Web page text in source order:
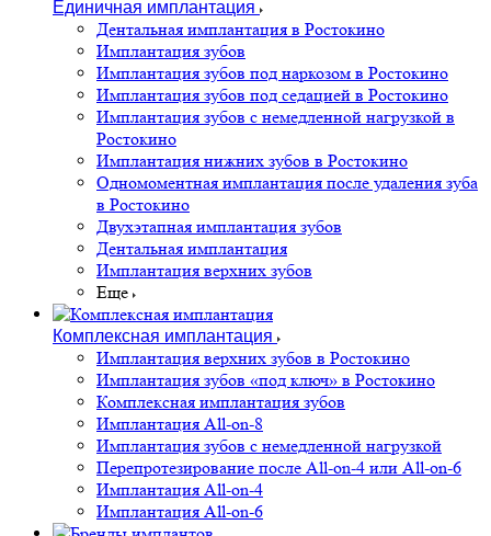
Единичная имплантация
Дентальная имплантация в Ростокино
Имплантация зубов
Имплантация зубов под наркозом в Ростокино
Имплантация зубов под седацией в Ростокино
Имплантация зубов с немедленной нагрузкой в
Ростокино
Имплантация нижних зубов в Ростокино
Одномоментная имплантация после удаления зуба
в Ростокино
Двухэтапная имплантация зубов
Дентальная имплантация
Имплантация верхних зубов
Еще
Комплексная имплантация
Имплантация верхних зубов в Ростокино
Имплантация зубов «под ключ» в Ростокино
Комплексная имплантация зубов
Имплантация All-on-8
Имплантация зубов с немедленной нагрузкой
Перепротезирование после All-on-4 или All-on-6
Имплантация All-on-4
Имплантация All-on-6